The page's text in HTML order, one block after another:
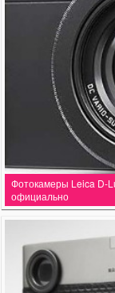
Фотокамеры Leica D-
официально